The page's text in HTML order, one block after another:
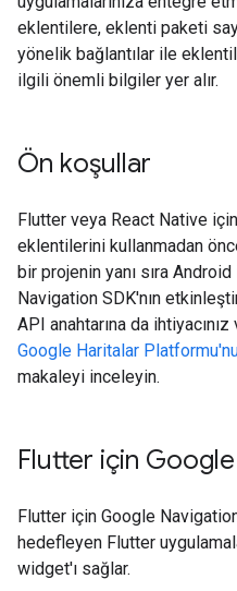
eklentilere, eklenti paketi
yönelik bağlantılar ile
ilgili önemli bilgiler yer alır.
Ön koşullar
Flutter veya React Native
eklentilerini kullanmadan
bir projenin yanı sıra
Navigation SDK'nın
API anahtarına da
Google Haritalar
makaleyi inceleyin.
Flutter için
Flutter için Google
hedefleyen Flutter
widget'ı sağlar.